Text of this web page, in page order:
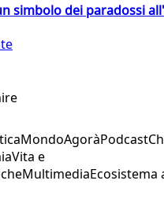
simbolo dei paradossi
MondoAgoràPodcast
Vita e
MultimediaEcosistema